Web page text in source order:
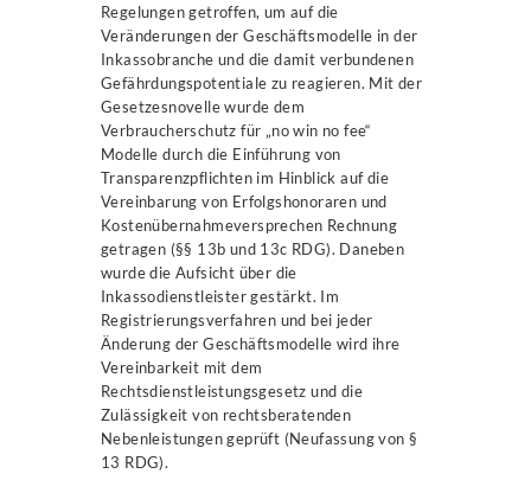
Regelungen getroffen, um auf die
Veränderungen der Geschäftsmodelle in der
Inkassobranche und die damit verbundenen
Gefährdungspotentiale zu reagieren. Mit der
Gesetzesnovelle wurde dem
Verbraucherschutz für „no win no fee“
Modelle durch die Einführung von
Transparenzpflichten im Hinblick auf die
Vereinbarung von Erfolgshonoraren und
Kostenübernahmeversprechen Rechnung
getragen (§§ 13b und 13c RDG). Daneben
wurde die Aufsicht über die
Inkassodienstleister gestärkt. Im
Registrierungsverfahren und bei jeder
Änderung der Geschäftsmodelle wird ihre
Vereinbarkeit mit dem
Rechtsdienstleistungsgesetz und die
Zulässigkeit von rechtsberatenden
Nebenleistungen geprüft (Neufassung von §
13 RDG).